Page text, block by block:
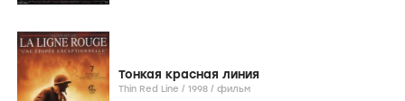
Тонкая красная линия
Thin Red Line / 1998 / фильм